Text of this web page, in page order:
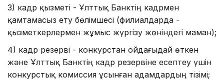
3) кадр қызметі - Ұлттық Банктің кадрмен
қамтамасыз ету бөлімшесі (филиалдарда -
қызметкерлермен жұмыс жүргізу жөніндегі маман);
4) кадр резерві - конкурстан ойдағыдай өткен
және Ұлттық Банктің кадр резервіне есептеу үшін
конкурстық комиссия ұсынған адамдардың тізімі;